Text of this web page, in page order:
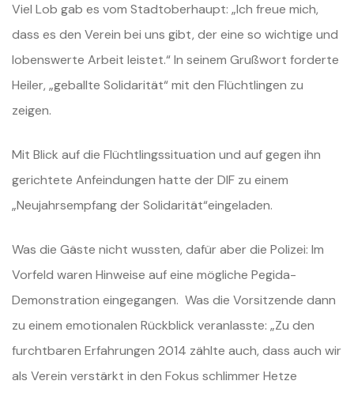
Viel Lob gab es vom Stadtoberhaupt: „Ich freue mich,
dass es den Verein bei uns gibt, der eine so wichtige und
lobenswerte Arbeit leistet.“ In seinem Grußwort forderte
Heiler, „geballte Solidarität“ mit den Flüchtlingen zu
zeigen.
Mit Blick auf die Flüchtlingssituation und auf gegen ihn
gerichtete Anfeindungen hatte der DIF zu einem
„Neujahrsempfang der Solidarität“eingeladen.
Was die Gäste nicht wussten, dafür aber die Polizei: Im
Vorfeld waren Hinweise auf eine mögliche Pegida-
Demonstration eingegangen. Was die Vorsitzende dann
zu einem emotionalen Rückblick veranlasste: „Zu den
furchtbaren Erfahrungen 2014 zählte auch, dass auch wir
als Verein verstärkt in den Fokus schlimmer Hetze